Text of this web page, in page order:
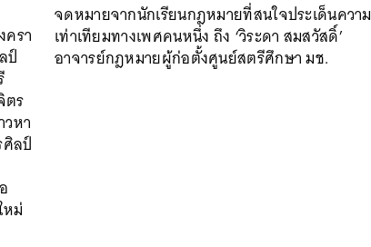
รา
ป์
ตร
หา
ลป์
ม่
จดหมายจากนักเรียนกฎหมายที่สนใจประเด็นความ
เท่าเทียมทางเพศคนหนึ่ง ถึง ‘วิระดา สมสวัสดิ์’
อาจารย์กฎหมายผู้ก่อตั้งศูนย์สตรีศึกษา มช.
หา